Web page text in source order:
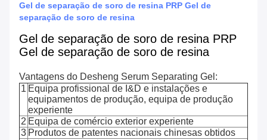
Gel de separação de soro de resina PRP Gel de
separação de soro de resina
Gel de separação de soro de resina PRP
Gel de separação de soro de resina
Vantagens do Desheng Serum Separating Gel:
1 Equipa profissional de I&D e instalações e
equipamentos de produção, equipa de produção
experiente
2 Equipa de comércio exterior experiente
3 Produtos de patentes nacionais chinesas obtidos